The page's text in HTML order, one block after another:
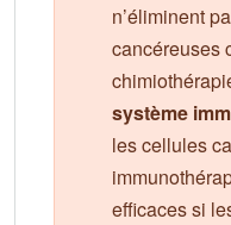
n’éliminent
cancéreuses
système
les cellules
efficaces si